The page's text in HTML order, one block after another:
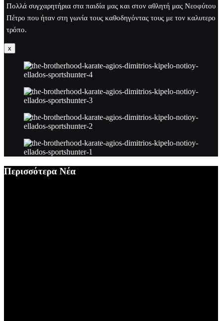
Πολλά συγχαρητήρια στα παιδία μας και στον αθλητή μας Νεοφύτου
Πέτρο που ήταν στη γωνία τους καθοδηγόντας τους με τον καλυτερο
τρόπο.
x
Περισσότερα Νέα